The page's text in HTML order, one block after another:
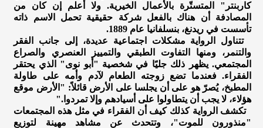
كاربنتر" المتستّرة بالأعمال الخيرية. ولا أعلم إن كان من
المصادفة أن هناك بالفعل شركة حقيقية تحمل الاسم ذاته
تأسست في ريدنغ، بنسلفانيا عام 1889.
تتناول الرواية مشكلات اجتماعية عديدة، إلى جانب الفقر
والتنمر، ومنها التفاوت الطبقي والتمييز العنصري والصراع
المجتمعي. يظهر ذلك جليًا في شخصية "أبو نوى" الذي يحتقر
الفقراء. فعندما تضع زوجته الطعام لآدم وأمه على طاولة
المطبخ، يُصرّ هو على أن يجلسا على الأرض قائلاً: "الأرض موقع
هؤلاء، لا يجب أن يتطاولوا على أسيادهم وإلا تمردوا."
تكشف الرواية كذلك كيف أن الفقراء في مثل هذه المجتمعات
"منذورون للموت"، وتتحدث عن مشاهد مهينة لتوزيع